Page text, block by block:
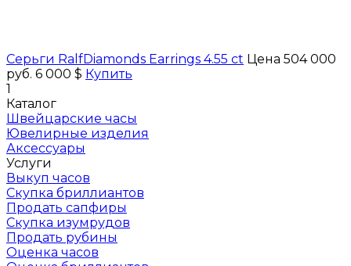
Серьги RalfDiamonds Earrings 4.55 ct Цена 504 000
руб. 6 000 $ Купить
1
Каталог
Швейцарские часы
Ювелирные изделия
Аксессуары
Услуги
Выкуп часов
Скупка бриллиантов
Продать сапфиры
Скупка изумрудов
Продать рубины
Оценка часов